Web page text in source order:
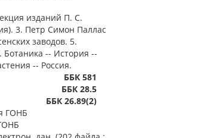
изданий П. С.
3. Петр Симон Паллас
заводов. 5.
Ботаника -- История --
-- Россия.
ББК 581
ББК 28.5
ББК 26.89(2)
ГОНБ